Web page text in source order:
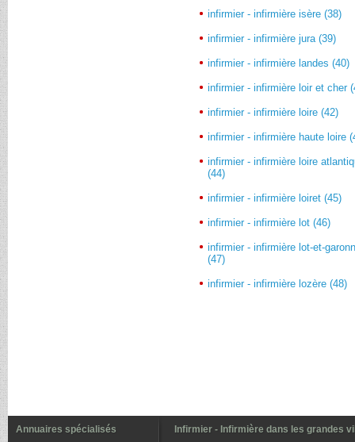
infirmier - infirmière isère (38)
infirmier - infirmière jura (39)
infirmier - infirmière landes (40)
infirmier - infirmière loir et cher
infirmier - infirmière loire (42)
infirmier - infirmière haute loire
infirmier - infirmière loire
(44)
infirmier - infirmière loiret (45)
infirmier - infirmière lot (46)
infirmier - infirmière lot-et-
(47)
infirmier - infirmière lozère (48)
Annuaires spécialisés Infirmier - Infirmière dans les grandes